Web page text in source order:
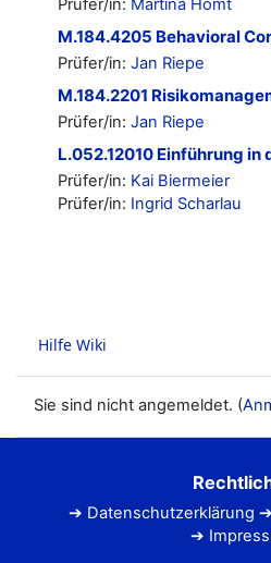
Prüfer/in: Martina Homt
M.184.4205 Behavioral
Prüfer/in: Jan Riepe
M.184.2201
Prüfer/in: Jan Riepe
L.052.12010 Einführung in
Prüfer/in: Kai Biermeier
Prüfer/in: Ingrid Scharlau
Sie sind nicht angemeldet. (
Datenschutzerklärung